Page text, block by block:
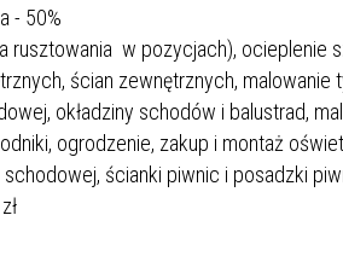
- 50%
rusztowania w pozycjach), ocieplenie
ścian zewnętrznych,
okładziny schodów i balustrad,
ogrodzenie, zakup i montaż
ścianki piwnic i posadzki